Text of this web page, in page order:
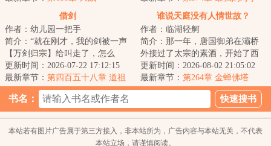
借剑
作者：幼儿园一把手
简介：“就在刚才，我的剑被一声
【万剑归宗】给叫走了，怎么
办？”“在线等，挺急的，也不知道
还不还……...
更新时间：2026-07-22 17:12:15
最新章节： 第四百五十八章 道祖
谁说天庭没有人情世故？
作者：临湖轻舸
简介：那一年，唐国御弟在灞桥
外接过了太宗的素酒，开始了西
行求法之路。那一年，天庭大长
公主思凡下界，...
更新时间：2026-08-02 21:05:02
最新章节： 第264章 金蝉佛塔
书名：
本站若有图片广告属于第三方接入，非本站所为，广告内容与本站无关，不代表
本站立场，请谨慎阅读。